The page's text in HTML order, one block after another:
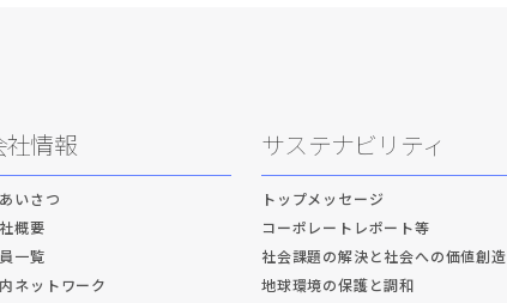
社情報
いさつ
概要
一覧
ネットワーク
サステナビリティ
トップメッセージ
コーポレートレポート等
社会課題の解決と社会への価値創造
地球環境の保護と調和